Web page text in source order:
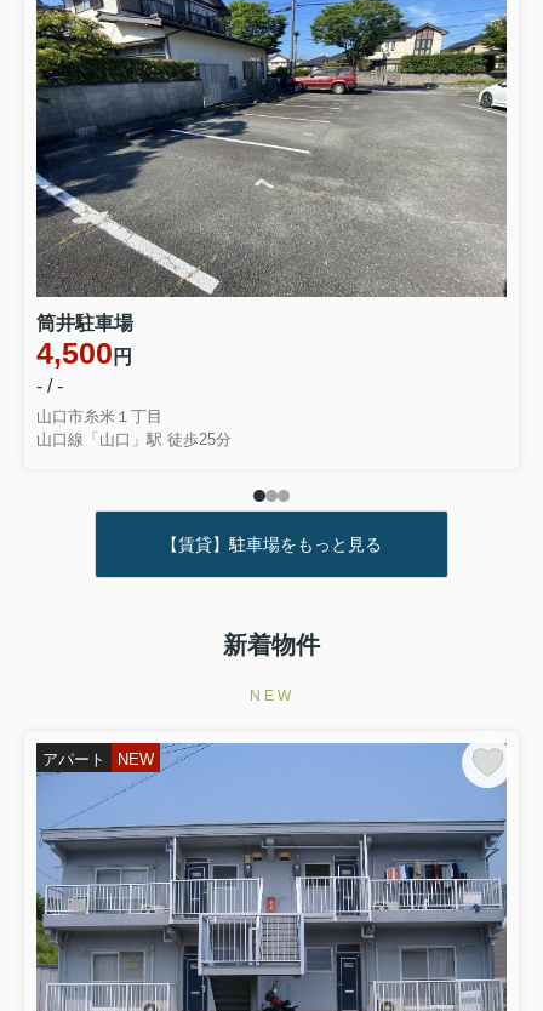
筒井駐車場
4,500 円
- / -
山口市糸米１丁目
山口線「山口」駅 徒歩25分
【賃貸】駐車場をもっと見る
新着物件
NEW
アパート NEW